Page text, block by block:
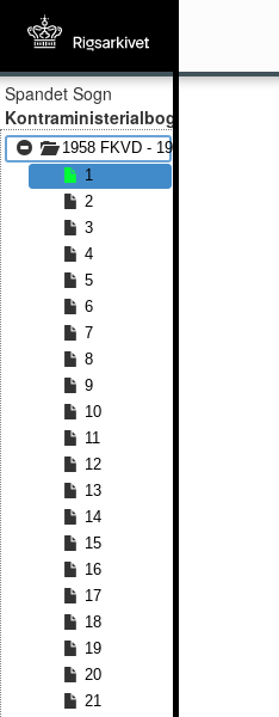
Spandet Sogn
Kontraministerialbog
1958 FKVD - 1984 FKVD
1
2
3
4
5
6
7
8
9
10
11
12
13
14
15
16
17
18
19
20
21